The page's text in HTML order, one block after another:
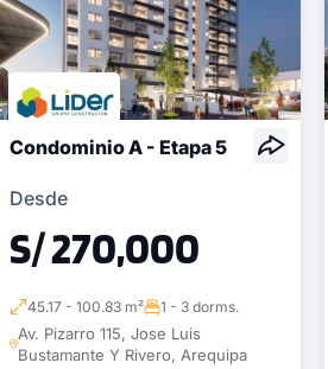
Condominio A - Etapa 5
Desde
S/ 270,000
45.17 - 100.83 m² 1 - 3 dorms.
Av. Pizarro 115, Jose Luis
Bustamante Y Rivero, Arequipa